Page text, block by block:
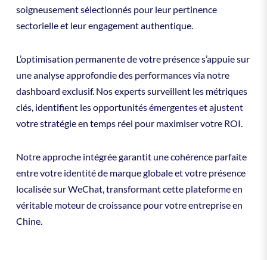
soigneusement sélectionnés pour leur pertinence
sectorielle et leur engagement authentique.
L’optimisation permanente de votre présence s’appuie sur
une analyse approfondie des performances via notre
dashboard exclusif. Nos experts surveillent les métriques
clés, identifient les opportunités émergentes et ajustent
votre stratégie en temps réel pour maximiser votre ROI.
Notre approche intégrée garantit une cohérence parfaite
entre votre identité de marque globale et votre présence
localisée sur WeChat, transformant cette plateforme en
véritable moteur de croissance pour votre entreprise en
Chine.